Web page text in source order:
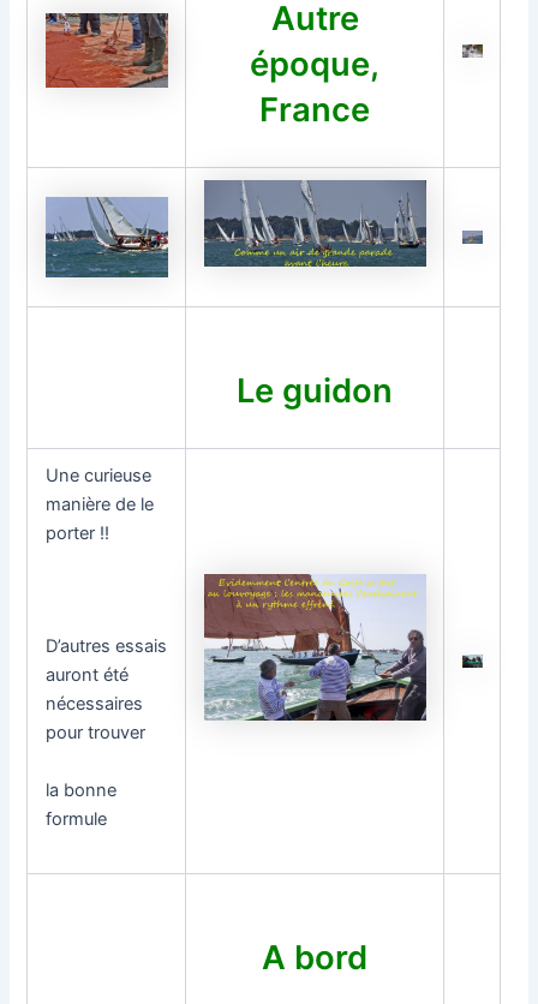
Autre
époque,
France
Le guidon
Une curieuse
manière de le
porter !!
D’autres essais
auront été
nécessaires
pour trouver
la bonne
formule
A bord